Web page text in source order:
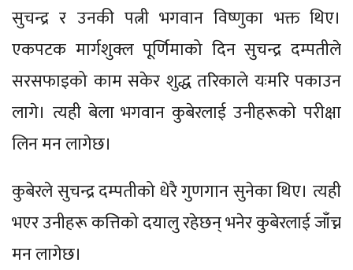
सुचन्द्र र उनकी पत्नी भगवान विष्णुका भक्त थिए।
एकपटक मार्गशुक्ल पूर्णिमाको दिन सुचन्द्र दम्पतीले
सरसफाइको काम सकेर शुद्ध तरिकाले यःमरि पकाउन
लागे। त्यही बेला भगवान कुबेरलाई उनीहरूको परीक्षा
लिन मन लागेछ।
कुबेरले सुचन्द्र दम्पतीको धेरै गुणगान सुनेका थिए। त्यही
भएर उनीहरू कत्तिको दयालु रहेछन् भनेर कुबेरलाई जाँच्न
मन लागेछ।